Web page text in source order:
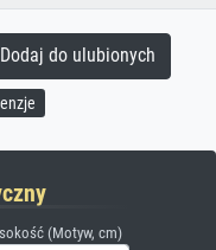
do ulubionych
(Motyw, cm)